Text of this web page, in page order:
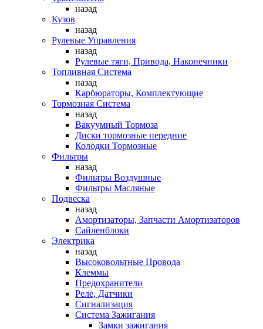
назад
Кузов
назад
Рулевые Управления
назад
Рулевые тяги, Привода, Наконечники
Топливная Система
назад
Карбюраторы, Комплектующие
Тормозная Система
назад
Вакуумный Тормоза
Диски тормозные передние
Колодки Тормозные
Фильтры
назад
Фильтры Воздушные
Фильтры Масляные
Подвеска
назад
Амортизаторы, Запчасти Амортизаторов
Сайленблоки
Электрика
назад
Высоковольтные Провода
Клеммы
Предохранители
Реле, Датчики
Сигнализация
Система Зажигания
Замки зажигания